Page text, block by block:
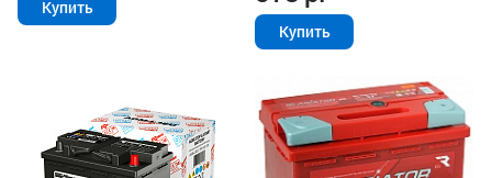
Купить
Купить